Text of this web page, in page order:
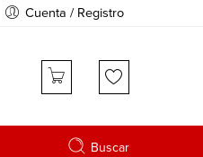
Cuenta / Registro
Buscar